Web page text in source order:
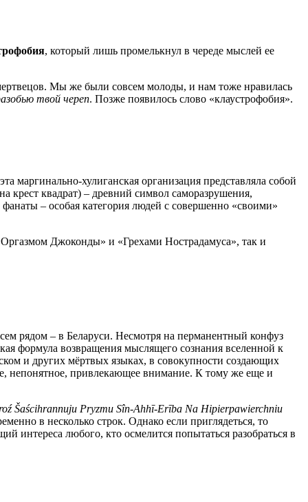
, который лишь промелькнул в череде мыслей ее
Мы же были совсем молоды, и нам тоже нравилась
твой череп. Позже появилось слово «клаустрофобия».
маргинально-хулиганская организация представляла собой
крест квадрат) – древний символ саморазрушения,
– особая категория людей с совершенно «своими»
Джоконды» и «Грехами Нострадамуса», так и
рядом – в Беларуси. Несмотря на перманентный конфуз
формула возвращения мыслящего сознания вселенной к
и других мёртвых языках, в совокупности создающих
непонятное, привлекающее внимание. К тому же еще и
Šaścihrannuju Pryzmu Sîn-Ahhī-Erība Na Hipierpawierchniu
в несколько строк. Однако если приглядеться, то
интереса любого, кто осмелится попытаться разобраться в